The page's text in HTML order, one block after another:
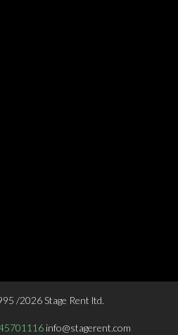
/2026 Stage Rent ltd.
info@stagerent.com